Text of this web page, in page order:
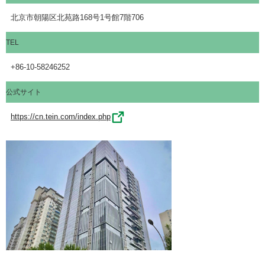
北京市朝陽区北苑路168号1号館7階706
TEL
+86-10-58246252
公式サイト
https://cn.tein.com/index.php